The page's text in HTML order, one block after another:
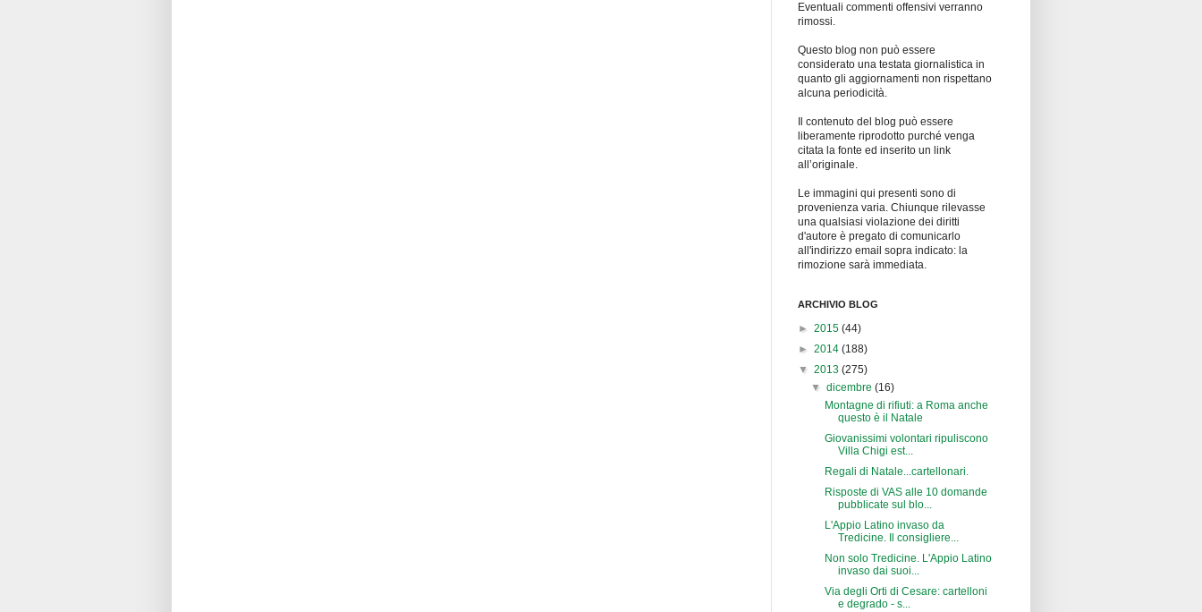
Eventuali commenti offensivi verranno
rimossi.
Questo blog non può essere
considerato una testata giornalistica in
quanto gli aggiornamenti non rispettano
alcuna periodicità.
Il contenuto del blog può essere
liberamente riprodotto purché venga
citata la fonte ed inserito un link
all’originale.
Le immagini qui presenti sono di
provenienza varia. Chiunque rilevasse
una qualsiasi violazione dei diritti
d'autore è pregato di comunicarlo
all'indirizzo email sopra indicato: la
rimozione sarà immediata.
ARCHIVIO BLOG
► 2015 (44)
► 2014 (188)
▼ 2013 (275)
▼dicembre(16)
Montagne di rifiuti: a Roma anche
questo è il Natale
Giovanissimi volontari ripuliscono
Villa Chigi est...
Regali di Natale...cartellonari.
Risposte di VAS alle 10 domande
pubblicate sul blo...
L'Appio Latino invaso da
Tredicine. Il consigliere...
Non solo Tredicine. L'Appio Latino
invaso dai suoi...
Via degli Orti di Cesare: cartelloni
e degrado - s...